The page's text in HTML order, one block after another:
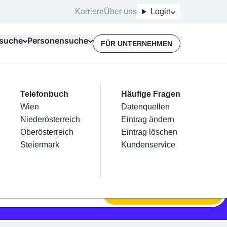
KarriereÜber uns Login
Kategorien
Friseur
Nägel
Haarentfernung
Make-Up
Für Unternehmer
Terminbuchung
Kostenlose Beratung
Top Branchen
Elektriker
Installateure
Maler & Lackierer
Branchen A-Z
Mein Firmeneintrag
Eintrag hinzufügen
Eintrag beanspruchen
Eintrag verwalten
Eintrag bewerben
Personensuche
Telefonbuch
Wien
Niederösterreich
Oberösterreich
Steiermark
Häufige Fragen
Datenquellen
Eintrag ändern
Eintrag löschen
Kundenservice
FÜR UNTERNEHMEN